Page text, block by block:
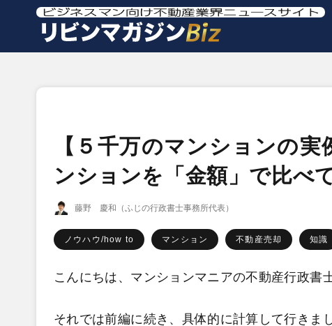
【５千万のマンションの
ンションを「金額」で比べ
藤野 慶和（ふじの行政書士事務所代表）
ノウハウ/how to マンション 不動産売却 知識
こんにちは、マンションマニアの不動産行政書
それでは前編に続き、具体的に計算して行きま